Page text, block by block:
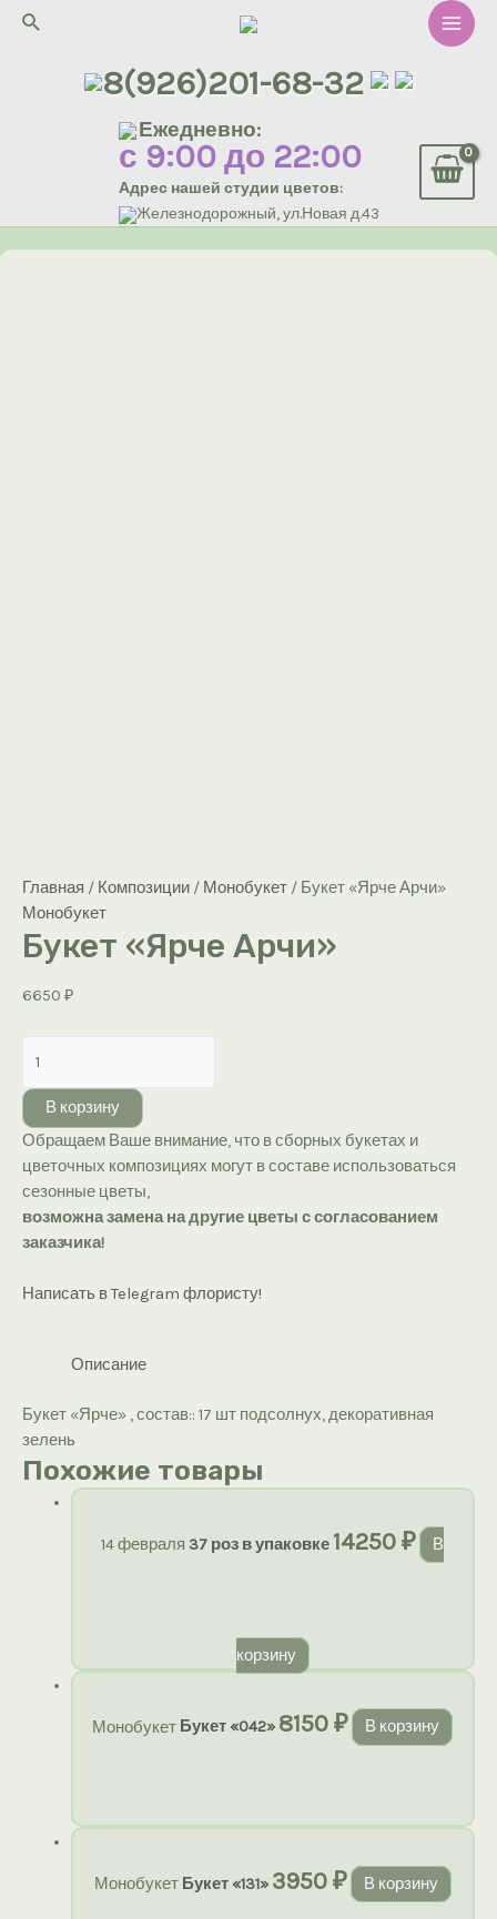
Перейти
Поиск
Main
8(926)201-68-32
Ежедневно:
с 9:00 до 22:00
Адрес нашей студии цветов:
Железнодорожный, ул.Новая д.43
Главная / Композиции / Монобукет / Букет «Ярче Арчи»
Монобукет
Букет «Ярче Арчи»
6650 ₽
товара
Букет
«Ярче
Арчи»
В корзину
Обращаем Ваше внимание, что в сборных букетах и
цветочных композициях могут в составе использоваться
сезонные цветы,
возможна замена на другие цветы с согласованием
заказчика!
Написать в Telegram флористу!
Описание
Букет «Ярче» , состав:: 17 шт подсолнух, декоративная
зелень
Похожие товары
14 февраля 37 роз в упаковке 14250₽ В
корзину
Монобукет Букет «042» 8150₽ В корзину
Монобукет Букет «131» 3950₽ В корзину